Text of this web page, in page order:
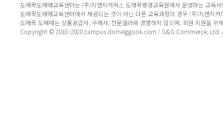
도매꾹도매매교육센터는 (주)지앤지커머스 도매꾹평생교육원에서 운영하는 교육
도매꾹도매매교육센터에서 제공되는 것이 아닌 다른 교육과정의 경우 (주)지앤지
도매꾹 도매매는 상품공급사, 구매사, 전문셀러와 경쟁하지 않으며, 회원 지원을 위
Copyright © 2018~2020 campus.domeggook.com / G&G Commerce, Ltd.